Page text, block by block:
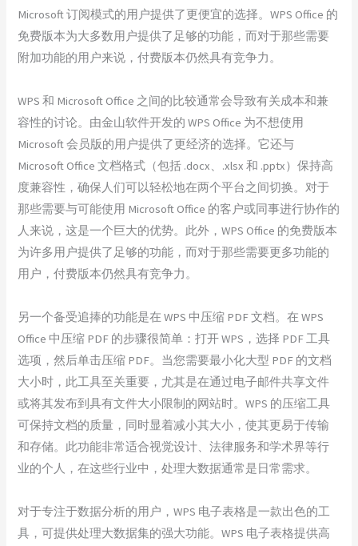
Microsoft 订阅模式的用户提供了更便宜的选择。WPS Office 的
免费版本为大多数用户提供了足够的功能，而对于那些需要
附加功能的用户来说，付费版本仍然具有竞争力。
WPS 和 Microsoft Office 之间的比较通常会导致有关成本和兼
容性的讨论。由金山软件开发的 WPS Office 为不想使用
Microsoft 会员版的用户提供了更经济的选择。它还与
Microsoft Office 文档格式（包括 .docx、.xlsx 和 .pptx）保持高
度兼容性，确保人们可以轻松地在两个平台之间切换。对于
那些需要与可能使用 Microsoft Office 的客户或同事进行协作的
人来说，这是一个巨大的优势。此外，WPS Office 的免费版本
为许多用户提供了足够的功能，而对于那些需要更多功能的
用户，付费版本仍然具有竞争力。
另一个备受追捧的功能是在 WPS 中压缩 PDF 文档。在 WPS
Office 中压缩 PDF 的步骤很简单：打开 WPS，选择 PDF 工具
选项，然后单击压缩 PDF。当您需要最小化大型 PDF 的文档
大小时，此工具至关重要，尤其是在通过电子邮件共享文件
或将其发布到具有文件大小限制的网站时。WPS 的压缩工具
可保持文档的质量，同时显着减小其大小，使其更易于传输
和存储。此功能非常适合视觉设计、法律服务和学术界等行
业的个人，在这些行业中，处理大数据通常是日常需求。
对于专注于数据分析的用户，WPS 电子表格是一款出色的工
具，可提供处理大数据集的强大功能。WPS 电子表格提供高